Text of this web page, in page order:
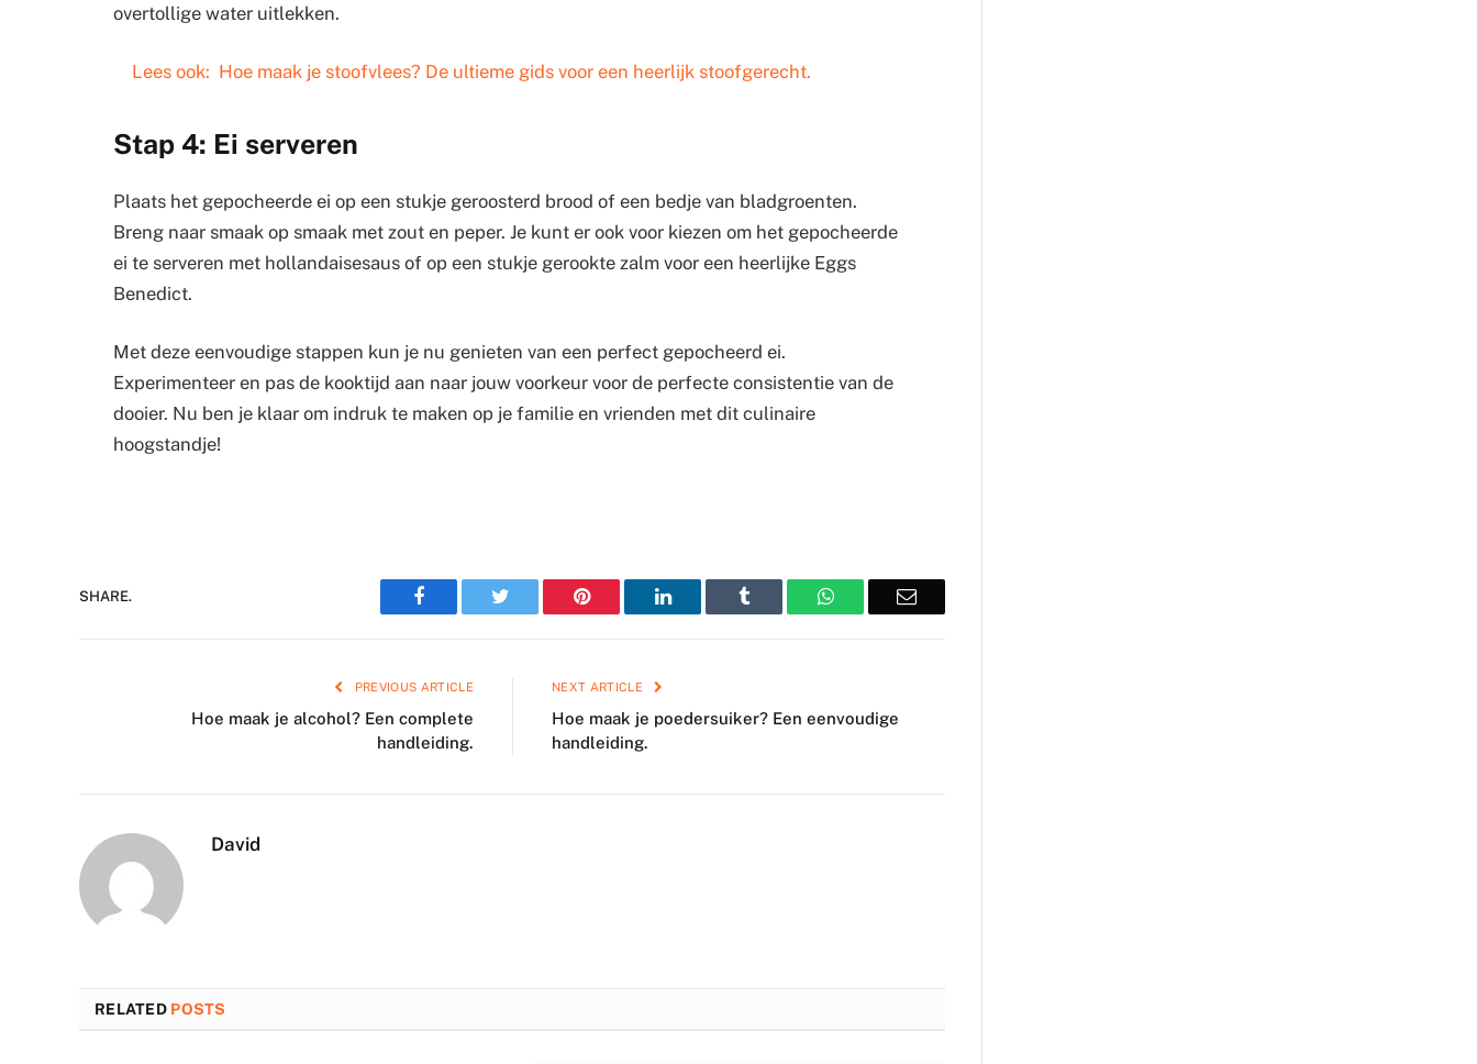
overtollige water uitlekken.
Lees ook: Hoe maak je stoofvlees? De ultieme gids voor een heerlijk stoofgerecht.
Stap 4: Ei serveren
Plaats het gepocheerde ei op een stukje geroosterd brood of een bedje van bladgroenten.
Breng naar smaak op smaak met zout en peper. Je kunt er ook voor kiezen om het gepocheerde
ei te serveren met hollandaisesaus of op een stukje gerookte zalm voor een heerlijke Eggs
Benedict.
Met deze eenvoudige stappen kun je nu genieten van een perfect gepocheerd ei.
Experimenteer en pas de kooktijd aan naar jouw voorkeur voor de perfecte consistentie van de
dooier. Nu ben je klaar om indruk te maken op je familie en vrienden met dit culinaire
hoogstandje!
SHARE. Facebook Twitter Pinterest LinkedIn Tumblr WhatsAppEmail
PREVIOUS ARTICLE
Hoe maak je alcohol? Een complete
handleiding.
NEXT ARTICLE
Hoe maak je poedersuiker? Een eenvoudige
handleiding.
David
RELATED POSTS